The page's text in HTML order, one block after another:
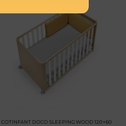
COTINFANT DOCO SLEEPING WOOD 120×60